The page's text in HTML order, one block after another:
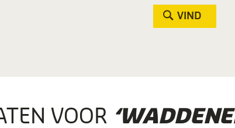
VIND
VOOR